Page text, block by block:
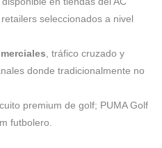
seleccionados a nivel
, tráfico cruzado y
donde tradicionalmente no
premium de golf; PUMA Golf
futbolero.